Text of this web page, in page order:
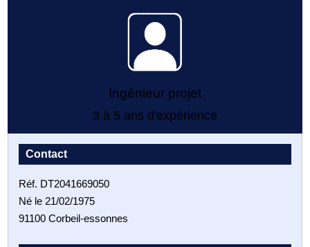
Ingénieur projet
3 à 5 ans d'expérience
Contact
Réf. DT2041669050
Né le 21/02/1975
91100 Corbeil-essonnes